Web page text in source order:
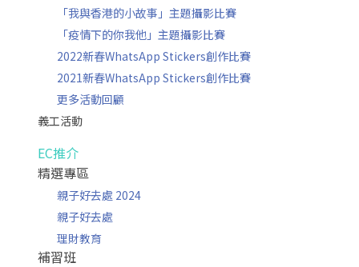
「我與香港的小故事」主題攝影比賽
「疫情下的你我他」主題攝影比賽
2022新春WhatsApp Stickers創作比賽
2021新春WhatsApp Stickers創作比賽
更多活動回顧
義工活動
EC推介
精選專區
親子好去處 2024
親子好去處
理財教育
補習班